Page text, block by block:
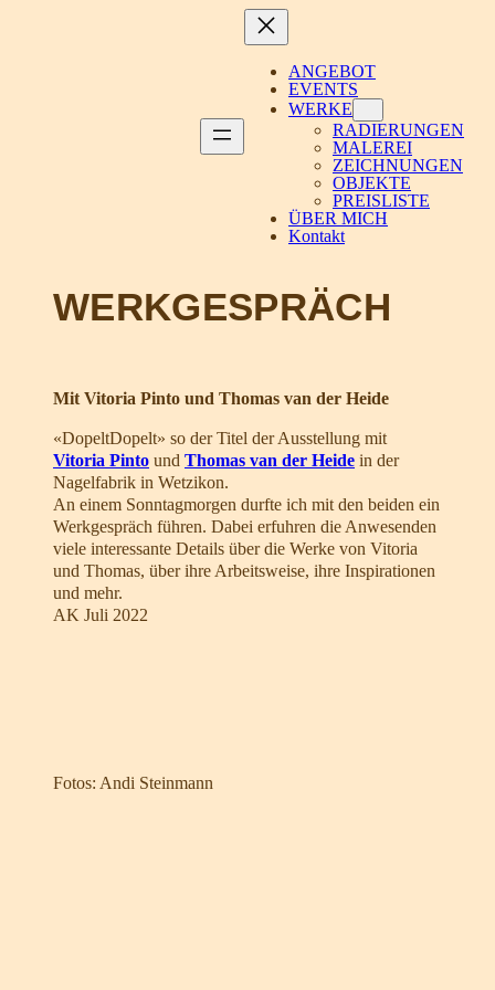
ANGEBOT
EVENTS
WERKE
RADIERUNGEN
MALEREI
ZEICHNUNGEN
OBJEKTE
PREISLISTE
ÜBER MICH
Kontakt
WERKGESPRÄCH
Mit Vitoria Pinto und Thomas van der Heide
«DopeltDopelt» so der Titel der Ausstellung mit
Vitoria Pinto und Thomas van der Heide in der
Nagelfabrik in Wetzikon.
An einem Sonntagmorgen durfte ich mit den beiden ein
Werkgespräch führen. Dabei erfuhren die Anwesenden
viele interessante Details über die Werke von Vitoria
und Thomas, über ihre Arbeitsweise, ihre Inspirationen
und mehr.
AK Juli 2022
Fotos: Andi Steinmann